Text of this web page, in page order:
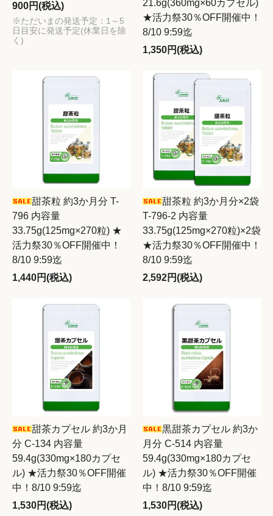
900円(税込)
※ただいまの発送予定：1～5
日目安に発送予定(休業日を除
く)
21.6g(360mg×60カプセル)
★活力祭30％OFF開催中！
8/10 9:59迄
1,350円(税込)
甜茶粒 約3か月分 T-
796 内容量
33.75g(125mg×270粒) ★
活力祭30％OFF開催中！
8/10 9:59迄
1,440円(税込)
甜茶粒 約3か月分×2袋
T-796-2 内容量
33.75g(125mg×270粒)×2袋
★活力祭30％OFF開催中！
8/10 9:59迄
2,592円(税込)
甜茶カプセル 約3か月
分 C-134 内容量
59.4g(330mg×180カプセ
ル) ★活力祭30％OFF開催
中！8/10 9:59迄
1,530円(税込)
黒甜茶カプセル 約3か
月分 C-514 内容量
59.4g(330mg×180カプセ
ル) ★活力祭30％OFF開催
中！8/10 9:59迄
1,530円(税込)